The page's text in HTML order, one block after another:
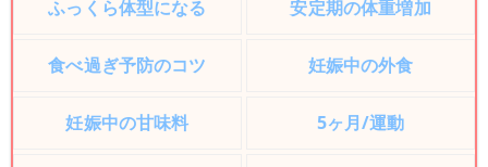
ふっくら体型になる 安定期の体重増加
食べ過ぎ予防のコツ 妊娠中の外食
妊娠中の甘味料 5ヶ月/運動